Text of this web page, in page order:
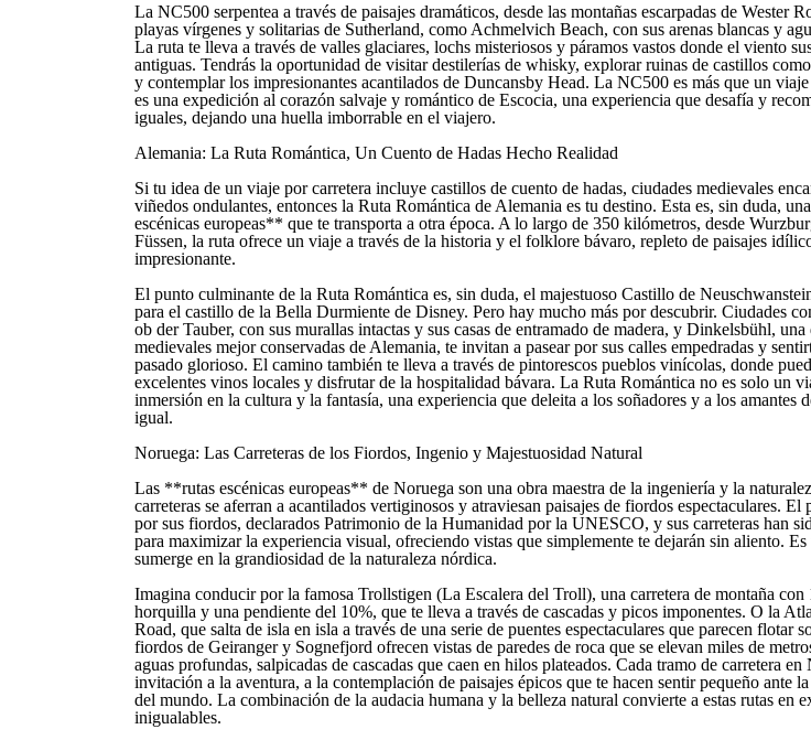
La NC500 serpentea a través de paisajes dramáticos, desde las montañas escarpadas de Wester
playas vírgenes y solitarias de Sutherland, como Achmelvich Beach, con sus arenas blancas y
La ruta te lleva a través de valles glaciares, lochs misteriosos y páramos vastos donde el viento
antiguas. Tendrás la oportunidad de visitar destilerías de whisky, explorar ruinas de castillos
y contemplar los impresionantes acantilados de Duncansby Head. La NC500 es más que un
es una expedición al corazón salvaje y romántico de Escocia, una experiencia que desafía y
iguales, dejando una huella imborrable en el viajero.
Alemania: La Ruta Romántica, Un Cuento de Hadas Hecho Realidad
Si tu idea de un viaje por carretera incluye castillos de cuento de hadas, ciudades medievales
viñedos ondulantes, entonces la Ruta Romántica de Alemania es tu destino. Esta es, sin duda,
escénicas europeas** que te transporta a otra época. A lo largo de 350 kilómetros, desde
Füssen, la ruta ofrece un viaje a través de la historia y el folklore bávaro, repleto de paisajes
impresionante.
El punto culminante de la Ruta Romántica es, sin duda, el majestuoso Castillo de
para el castillo de la Bella Durmiente de Disney. Pero hay mucho más por descubrir. Ciudades
ob der Tauber, con sus murallas intactas y sus casas de entramado de madera, y Dinkelsbühl, una
medievales mejor conservadas de Alemania, te invitan a pasear por sus calles empedradas y
pasado glorioso. El camino también te lleva a través de pintorescos pueblos vinícolas, donde
excelentes vinos locales y disfrutar de la hospitalidad bávara. La Ruta Romántica no es solo un
inmersión en la cultura y la fantasía, una experiencia que deleita a los soñadores y a los amantes
igual.
Noruega: Las Carreteras de los Fiordos, Ingenio y Majestuosidad Natural
Las **rutas escénicas europeas** de Noruega son una obra maestra de la ingeniería y la
carreteras se aferran a acantilados vertiginosos y atraviesan paisajes de fiordos espectaculares. El
por sus fiordos, declarados Patrimonio de la Humanidad por la UNESCO, y sus carreteras han
para maximizar la experiencia visual, ofreciendo vistas que simplemente te dejarán sin aliento.
sumerge en la grandiosidad de la naturaleza nórdica.
Imagina conducir por la famosa Trollstigen (La Escalera del Troll), una carretera de montaña con
horquilla y una pendiente del 10%, que te lleva a través de cascadas y picos imponentes. O la
Road, que salta de isla en isla a través de una serie de puentes espectaculares que parecen flotar
fiordos de Geiranger y Sognefjord ofrecen vistas de paredes de roca que se elevan miles de
aguas profundas, salpicadas de cascadas que caen en hilos plateados. Cada tramo de carretera en
invitación a la aventura, a la contemplación de paisajes épicos que te hacen sentir pequeño ante
del mundo. La combinación de la audacia humana y la belleza natural convierte a estas rutas en
inigualables.